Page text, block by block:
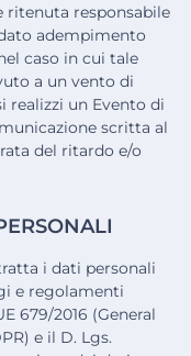
ritenuta responsabile
adempimento
caso in cui tale
a un vento di
realizzi un Evento di
scritta al
del ritardo e/o
i dati personali
e regolamenti
679/2016 (General
e il D. Lgs.